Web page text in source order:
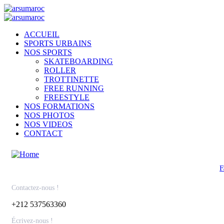
ACCUEIL
SPORTS URBAINS
NOS SPORTS
SKATEBOARDING
ROLLER
TROTTINETTE
FREE RUNNING
FREESTYLE
NOS FORMATIONS
NOS PHOTOS
NOS VIDEOS
CONTACT
Contactez-nous !​
+212 537563360
Écrivez-nous !​